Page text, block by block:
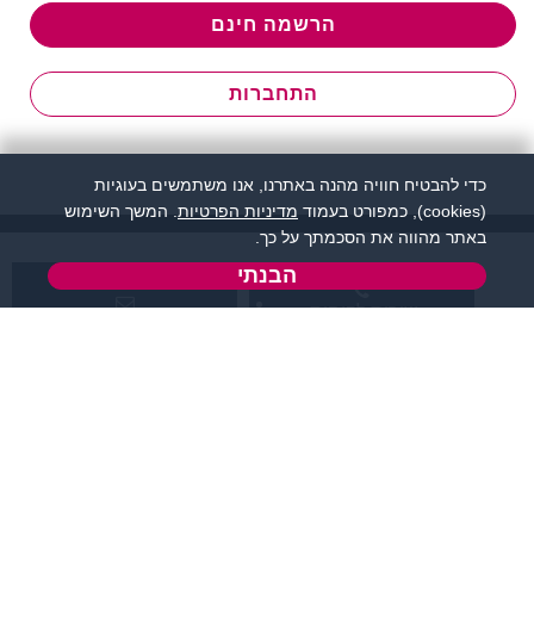
הרשמה חינם
התחברות
שירות לקוחות:
כדי להבטיח חוויה מהנה באתרנו, אנו משתמשים בעוגיות
(cookies), כמפורט בעמוד
מדיניות הפרטיות . המשך השימוש
באתר מהווה את הסכמתך על כך.
הבנתי